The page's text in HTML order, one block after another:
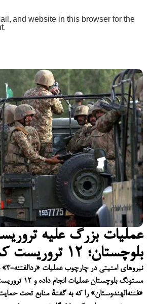
عملیات بزرگ علیه
بلوچستان؛ ۱۲ تروریست کشته شدند
مستونگ بلوچستان
«فتنه‌الهندوستان» را که به گفتهٔ منابع تحت
and website in this browser for the